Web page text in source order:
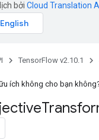
bởi Cloud Translation
TensorFlow v2.10.1
ích không cho bạn